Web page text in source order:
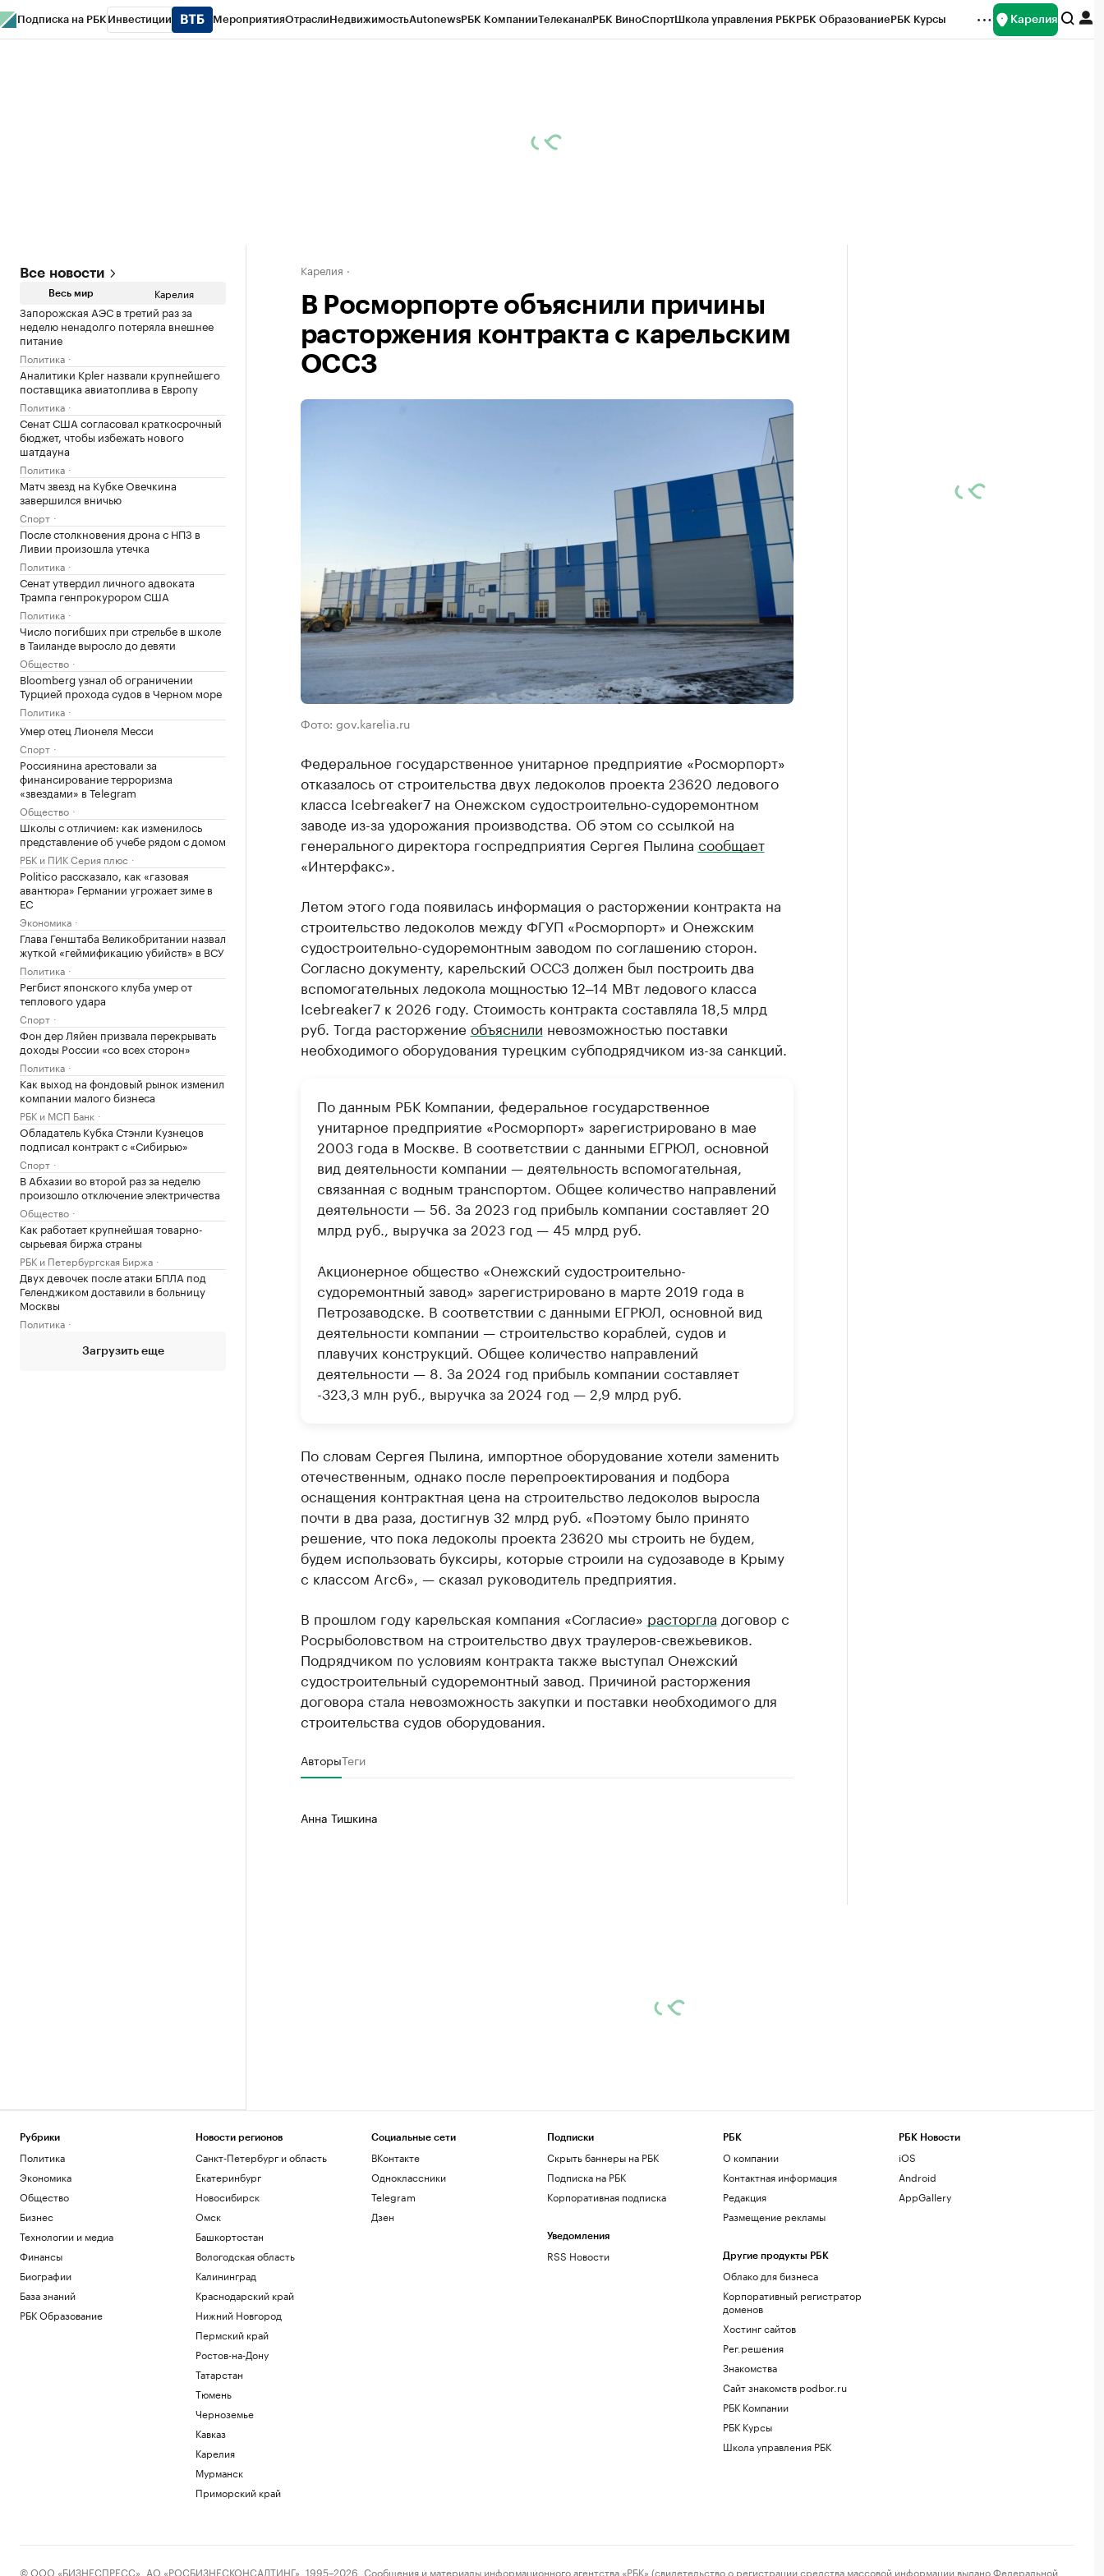
Подписка на РБК Инвестиции МероприятияОтраслиНедвижимостьAutonewsРБК КомпанииТелеканалРБК ВиноСпортШкола управления РБКРБК ОбразованиеРБК Курсы Карелия
Все новости
Весь мир Карелия
Запорожская АЭС в третий раз за
неделю ненадолго потеряла внешнее
питание
Политика
Аналитики Kpler назвали крупнейшего
поставщика авиатоплива в Европу
Политика
Сенат США согласовал краткосрочный
бюджет, чтобы избежать нового
шатдауна
Политика
Матч звезд на Кубке Овечкина
завершился вничью
Спорт
После столкновения дрона с НПЗ в
Ливии произошла утечка
Политика
Сенат утвердил личного адвоката
Трампа генпрокурором США
Политика
Число погибших при стрельбе в школе
в Таиланде выросло до девяти
Общество
Bloomberg узнал об ограничении
Турцией прохода судов в Черном море
Политика
Умер отец Лионеля Месси
Спорт
Россиянина арестовали за
финансирование терроризма
«звездами» в Telegram
Общество
Школы с отличием: как изменилось
представление об учебе рядом с домом
РБК и ПИК Серия плюс
Politico рассказало, как «газовая
авантюра» Германии угрожает зиме в
ЕС
Экономика
Глава Генштаба Великобритании назвал
жуткой «геймификацию убийств» в ВСУ
Политика
Регбист японского клуба умер от
теплового удара
Спорт
Фон дер Ляйен призвала перекрывать
доходы России «со всех сторон»
Политика
Как выход на фондовый рынок изменил
компании малого бизнеса
РБК и МСП Банк
Обладатель Кубка Стэнли Кузнецов
подписал контракт с «Сибирью»
Спорт
В Абхазии во второй раз за неделю
произошло отключение электричества
Общество
Как работает крупнейшая товарно-
сырьевая биржа страны
РБК и Петербургская Биржа
Двух девочек после атаки БПЛА под
Геленджиком доставили в больницу
Москвы
Политика
Загрузить еще
Карелия
В Росморпорте объяснили причины
расторжения контракта с карельским
ОССЗ
Фото: gov.karelia.ru
Федеральное государственное унитарное предприятие «Росморпорт»
отказалось от строительства двух ледоколов проекта 23620 ледового
класса Icebreaker7 на Онежском судостроительно-судоремонтном
заводе из-за удорожания производства. Об этом со ссылкой на
генерального директора госпредприятия Сергея Пылина сообщает
«Интерфакс».
Летом этого года появилась информация о расторжении контракта на
строительство ледоколов между ФГУП «Росморпорт» и Онежским
судостроительно-судоремонтным заводом по соглашению сторон.
Согласно документу, карельский ОССЗ должен был построить два
вспомогательных ледокола мощностью 12‒14 МВт ледового класса
Icebreaker7 к 2026 году. Стоимость контракта составляла 18,5 млрд
руб. Тогда расторжение объяснили невозможностью поставки
необходимого оборудования турецким субподрядчиком из-за санкций.
По данным РБК Компании, федеральное государственное
унитарное предприятие «Росморпорт» зарегистрировано в мае
2003 года в Москве. В соответствии с данными ЕГРЮЛ, основной
вид деятельности компании — деятельность вспомогательная,
связанная с водным транспортом. Общее количество направлений
деятельности — 56. За 2023 год прибыль компании составляет 20
млрд руб., выручка за 2023 год — 45 млрд руб.
Акционерное общество «Онежский судостроительно-
судоремонтный завод» зарегистрировано в марте 2019 года в
Петрозаводске. В соответствии с данными ЕГРЮЛ, основной вид
деятельности компании — строительство кораблей, судов и
плавучих конструкций. Общее количество направлений
деятельности — 8. За 2024 год прибыль компании составляет
-323,3 млн руб., выручка за 2024 год — 2,9 млрд руб.
По словам Сергея Пылина, импортное оборудование хотели заменить
отечественным, однако после перепроектирования и подбора
оснащения контрактная цена на строительство ледоколов выросла
почти в два раза, достигнув 32 млрд руб. «Поэтому было принято
решение, что пока ледоколы проекта 23620 мы строить не будем,
будем использовать буксиры, которые строили на судозаводе в Крыму
с классом Arc6», — сказал руководитель предприятия.
В прошлом году карельская компания «Согласие» расторгла договор с
Росрыболовством на строительство двух траулеров-свежьевиков.
Подрядчиком по условиям контракта также выступал Онежский
судостроительный судоремонтный завод. Причиной расторжения
договора стала невозможность закупки и поставки необходимого для
строительства судов оборудования.
АвторыТеги
Анна Тишкина
Рубрики
Политика
Экономика
Общество
Бизнес
Технологии и медиа
Финансы
Биографии
База знаний
РБК Образование
Новости регионов
Санкт-Петербург и область
Екатеринбург
Новосибирск
Омск
Башкортостан
Вологодская область
Калининград
Краснодарский край
Нижний Новгород
Пермский край
Ростов-на-Дону
Татарстан
Тюмень
Черноземье
Кавказ
Карелия
Мурманск
Приморский край
Социальные сети
ВКонтакте
Одноклассники
Telegram
Дзен
Подписки
Скрыть баннеры на РБК
Подписка на РБК
Корпоративная подписка
Уведомления
RSS Новости
РБК
О компании
Контактная информация
Редакция
Размещение рекламы
Другие продукты РБК
Облако для бизнеса
Корпоративный регистратор
доменов
Хостинг сайтов
Рег.решения
Знакомства
Сайт знакомств podbor.ru
РБК Компании
РБК Курсы
Школа управления РБК
РБК Новости
iOS
Android
AppGallery
© ООО «БИЗНЕСПРЕСС», АО «РОСБИЗНЕСКОНСАЛТИНГ», 1995–2026. Сообщения и материалы информационного агентства «РБК» (свидетельство о регистрации средства массовой информации выдано Федеральной